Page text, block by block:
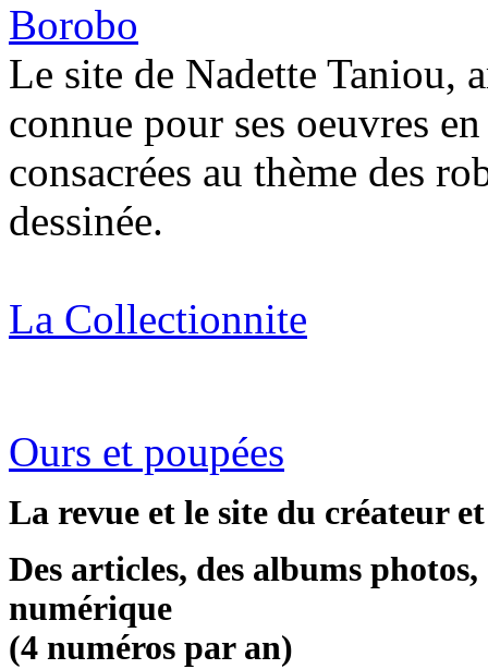
Borobo
Le site de Nadette Taniou,
connue pour ses oeuvres
consacrées au thème des
dessinée.
La Collectionnite
Ours et poupées
La revue et le site du créateur
Des articles, des albums
numérique
(4 numéros par an)